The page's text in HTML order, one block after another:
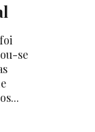
se